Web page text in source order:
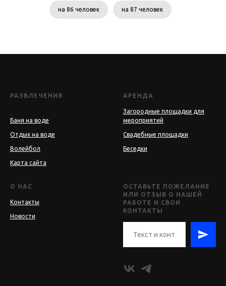
на 86 человек на 87 человек
РАЗВЛЕЧЕНИЯ
Баня на воде
Отдых на воде
Волейбол
Карта сайта
АРЕНДА
Загородные площадки для
мероприятий
Свадебные площадки
Беседки
О НАС
Контакты
Новости
ОСТАВЬТЕ ПОЖЕЛАНИЕ
ИЛИ ОТЗЫВ О НАШЕЙ
РАБОТЕ И СВОИ
КОНТАКТЫ